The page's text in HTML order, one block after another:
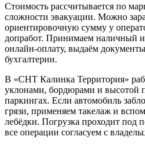
Стоимость рассчитывается по
сложности эвакуации. Можно
ориентировочную сумму у
допработ. Принимаем наличный и
онлайн-оплату, выдаём
бухгалтерии.
В «СНТ Калинка Территория»
уклонами, бордюрами и высотой
паркингах. Если автомобиль
грязи, применяем такелаж и
лебёдки. Погрузка проходит под
все операции согласуем с